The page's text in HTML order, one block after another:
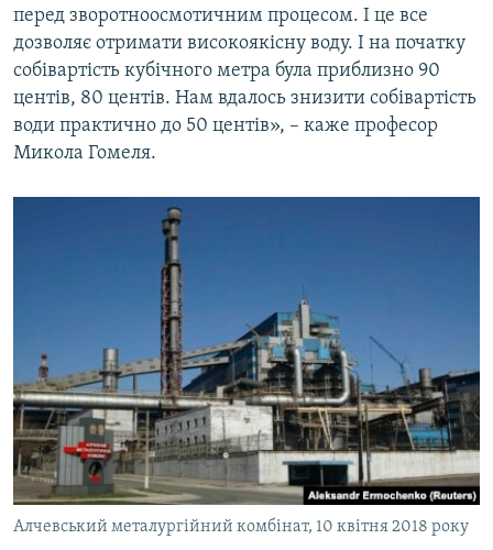
перед зворотноосмотичним процесом. І це все
дозволяє отримати високоякісну воду. І на початку
собівартість кубічного метра була приблизно 90
центів, 80 центів. Нам вдалось знизити собівартість
води практично до 50 центів», – каже професор
Микола Гомеля.
Алчевський металургійний комбінат, 10 квітня 2018 року